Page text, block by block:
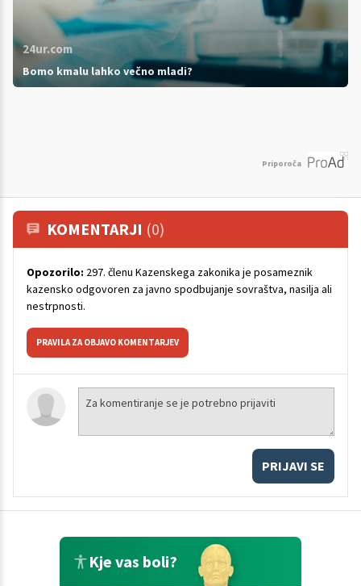
24ur.com
Bomo kmalu lahko večno mladi?
Priporoča
KOMENTARJI (0)
Opozorilo: 297. členu Kazenskega zakonika je posameznik
kazensko odgovoren za javno spodbujanje sovraštva, nasilja ali
nestrpnosti.
PRAVILA ZA OBJAVO KOMENTARJEV
PRIJAVI SE
Kje vas boli?